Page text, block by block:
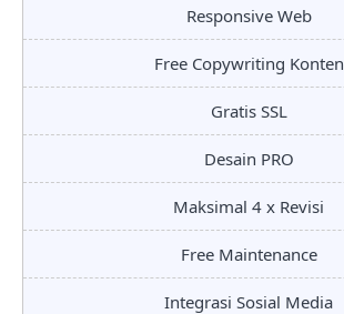
Responsive Web
Free Copywriting Konten
Gratis SSL
Desain PRO
Maksimal 4 x Revisi
Free Maintenance
Integrasi Sosial Media